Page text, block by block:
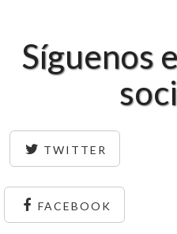
Síguenos
TWITTER
FACEBOOK